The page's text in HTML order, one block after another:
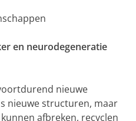
en neurodegeneratie
nieuwe
nieuwe structuren, maar
afbreken, recyclen